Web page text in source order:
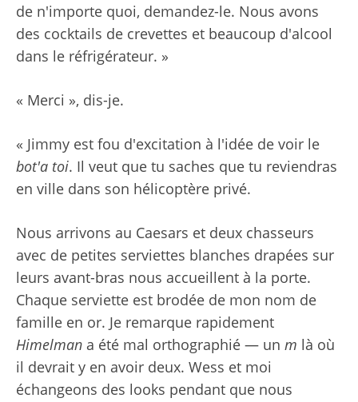
de n'importe quoi, demandez-le. Nous avons
des cocktails de crevettes et beaucoup d'alcool
dans le réfrigérateur. »
« Merci », dis-je.
« Jimmy est fou d'excitation à l'idée de voir le
bot'a toi. Il veut que tu saches que tu reviendras
en ville dans son hélicoptère privé.
Nous arrivons au Caesars et deux chasseurs
avec de petites serviettes blanches drapées sur
leurs avant-bras nous accueillent à la porte.
Chaque serviette est brodée de mon nom de
famille en or. Je remarque rapidement
Himelman a été mal orthographié — un m là où
il devrait y en avoir deux. Wess et moi
échangeons des looks pendant que nous